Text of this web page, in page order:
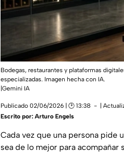
Bodegas, restaurantes y plataformas
especializadas. Imagen hecha con IA.
|Gemini IA
Publicado 02/06/2026 | 🕑 13:38 |
Escrito por: Arturo Engels
Cada vez que una persona pide
sea de lo mejor para